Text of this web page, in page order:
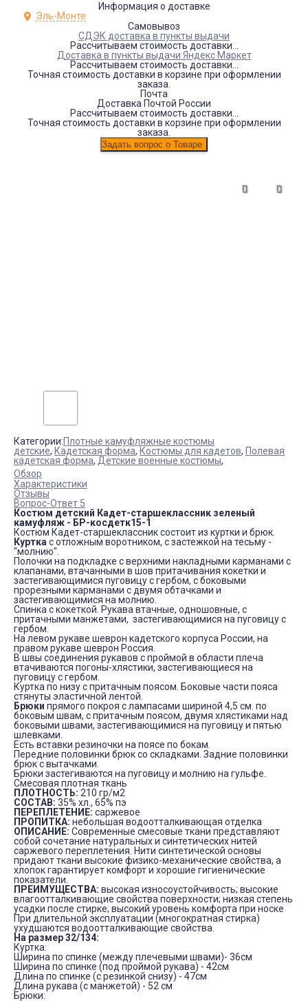
Информация о доставке
Эль-Монте
Самовывоз
СДЭК доставка в пункты выдачи
Рассчитываем стоимость доставки...
Доставка в пункты выдачи Яндекс Маркет
Рассчитываем стоимость доставки...
Точная стоимость доставки в корзине при оформлении
заказа.
Почта
Доставка Почтой России
Рассчитываем стоимость доставки...
Точная стоимость доставки в корзине при оформлении
заказа.
Категории:Плотные камуфляжные костюмы
детские, Кадетская форма, Костюмы для кадетов, Полевая
кадетская форма, Детские военные костюмы,
Обзор
Характеристики
Отзывы
Вопрос-Ответ 5
Костюм детский Кадет-старшеклассник зеленый
камуфляж - БР-косдетк15-1
Костюм Кадет-старшеклассник состоит из куртки и брюк.
Куртка с отложным воротником, с застежкой на тесьму -
"молнию".
Полочки на подкладке с верхними накладными карманами с
клапанами, втачанными в шов притачивания кокетки и
застегивающимися пуговицу с гербом, с боковыми
прорезными карманами с двумя обтачками и
застегивающимися на молнию.
Спинка с кокеткой. Рукава втачные, одношовные, с
притачными манжетами, застегивающимися на пуговицу с
гербом.
На левом рукаве шеврон кадетского корпуса России, на
правом рукаве шеврон Россия.
В швы соединения рукавов с проймой в области плеча
втачиваются погоны-хлястики, застегивающиеся на
пуговицу с гербом.
Куртка по низу с притачным поясом. Боковые части пояса
стянуты эластичной лентой.
Брюки прямого покроя с лампасами шириной 4,5 см. по
боковым швам, с притачным поясом, двумя хлястиками над
боковыми швами, застегивающимися на пуговицу и пятью
шлевками.
Есть вставки резиночки на поясе по бокам.
Передние половинки брюк со складками. Задние половинки
брюк с вытачками.
Брюки застегиваются на пуговицу и молнию на гульфе.
Смесовая плотная ткань
ПЛОТНОСТЬ: 210 гр/м2
СОСТАВ: 35% хл., 65% пэ
ПЕРЕПЛЕТЕНИЕ: саржевое
ПРОПИТКА: небольшая водоотталкивающая отделка
ОПИСАНИЕ: Современные смесовые ткани представляют
собой сочетание натуральных и синтетических нитей
саржевого переплетения. Нити синтетической основы
придают ткани высокие физико-механические свойства, а
хлопок гарантирует комфорт и хорошие гигиенические
показатели.
ПРЕИМУЩЕСТВА: высокая износоустойчивость; высокие
влагоотталкивающие свойства поверхности; низкая степень
усадки после стирке; высокий уровень комфорта при носке
При длительной эксплуатации (многократная стирка)
ухудшаются водоотталкивающие свойства.
На размер 32/134:
Куртка:
Ширина по спинке (между плечевыми швами)- 36см
Ширина по спинке (под проймой рукава) - 42см
Длина по спинке (с резинкой снизу) - 47см
Длина рукава (с манжетой) - 52 см
Брюки: